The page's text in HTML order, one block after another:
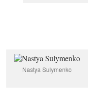
Nastya Sulymenko